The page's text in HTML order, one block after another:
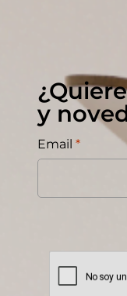
y
Email *